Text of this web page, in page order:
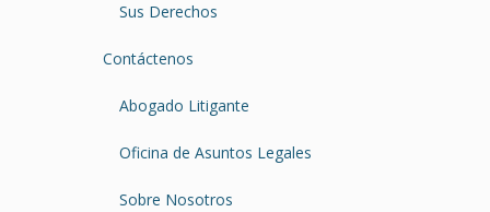
Sus Derechos
Contáctenos
Abogado Litigante
Oficina de Asuntos Legales
Sobre Nosotros